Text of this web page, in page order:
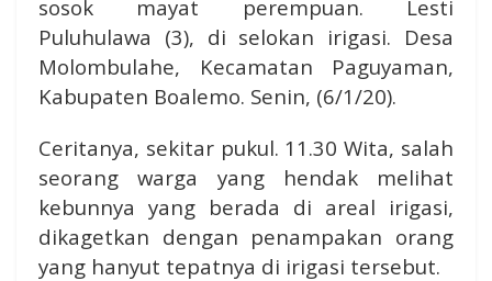
sosok mayat perempuan. Lesti
Puluhulawa (3), di selokan irigasi. Desa
Molombulahe, Kecamatan Paguyaman,
Kabupaten Boalemo. Senin, (6/1/20).
Ceritanya, sekitar pukul. 11.30 Wita, salah
seorang warga yang hendak melihat
kebunnya yang berada di areal irigasi,
dikagetkan dengan penampakan orang
yang hanyut tepatnya di irigasi tersebut.